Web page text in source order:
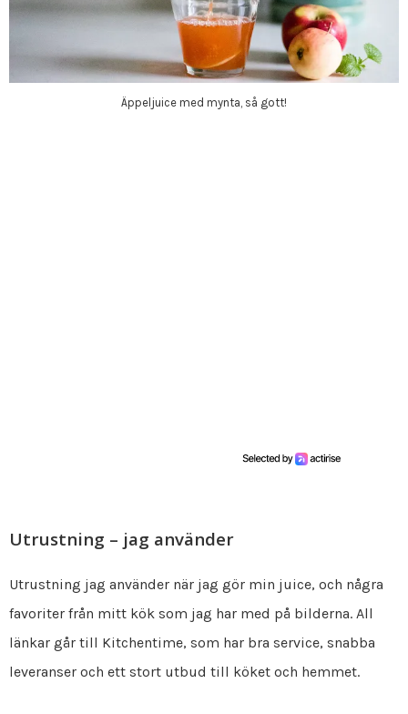
Äppeljuice med mynta, så gott!
Utrustning – jag använder
Utrustning jag använder när jag gör min juice, och några
favoriter från mitt kök som jag har med på bilderna. All
länkar går till Kitchentime, som har bra service, snabba
leveranser och ett stort utbud till köket och hemmet.